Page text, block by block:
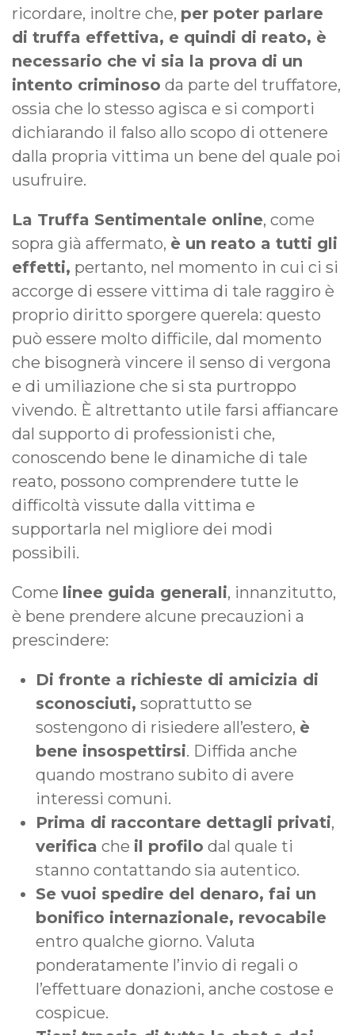
ricordare, inoltre che, per poter parlare
di truffa effettiva, e quindi di reato, è
necessario che vi sia la prova di un
intento criminoso da parte del truffatore,
ossia che lo stesso agisca e si comporti
dichiarando il falso allo scopo di ottenere
dalla propria vittima un bene del quale poi
usufruire.
La Truffa Sentimentale online, come
sopra già affermato, è un reato a tutti gli
effetti, pertanto, nel momento in cui ci si
accorge di essere vittima di tale raggiro è
proprio diritto sporgere querela: questo
può essere molto difficile, dal momento
che bisognerà vincere il senso di vergona
e di umiliazione che si sta purtroppo
vivendo. È altrettanto utile farsi affiancare
dal supporto di professionisti che,
conoscendo bene le dinamiche di tale
reato, possono comprendere tutte le
difficoltà vissute dalla vittima e
supportarla nel migliore dei modi
possibili.
Come linee guida generali, innanzitutto,
è bene prendere alcune precauzioni a
prescindere:
Di fronte a richieste di amicizia di
sconosciuti, soprattutto se
sostengono di risiedere all’estero, è
bene insospettirsi. Diffida anche
quando mostrano subito di avere
interessi comuni.
Prima di raccontare dettagli privati,
verifica che il profilo dal quale ti
stanno contattando sia autentico.
Se vuoi spedire del denaro, fai un
bonifico internazionale, revocabile
entro qualche giorno. Valuta
ponderatamente l’invio di regali o
l’effettuare donazioni, anche costose e
cospicue.